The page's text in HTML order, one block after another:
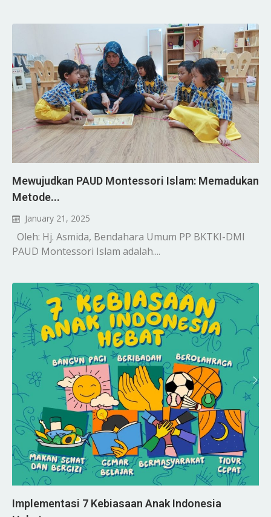
Mewujudkan PAUD Montessori Islam: Memadukan
Metode...
January 21, 2025
Oleh: Hj. Asmida, Bendahara Umum PP BKTKI-DMI
PAUD Montessori Islam adalah....
Implementasi 7 Kebiasaan Anak Indonesia